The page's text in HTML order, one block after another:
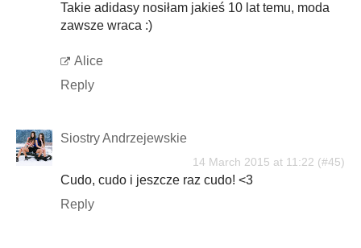
Takie adidasy nosiłam jakieś 10 lat temu, moda
zawsze wraca :)
Alice
Reply
Siostry Andrzejewskie
14 March 2015 at 11:22
Cudo, cudo i jeszcze raz cudo! <3
Reply